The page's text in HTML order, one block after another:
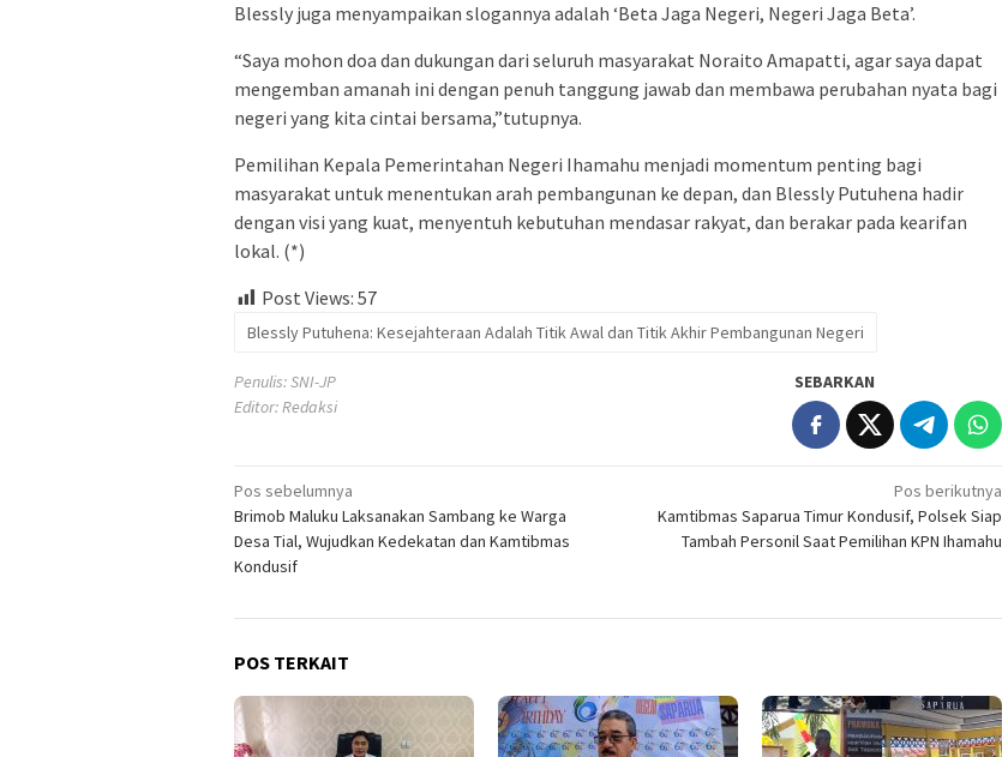
Blessly juga menyampaikan slogannya adalah ‘Beta Jaga Negeri, Negeri Jaga Beta’.
“Saya mohon doa dan dukungan dari seluruh masyarakat Noraito Amapatti, agar saya dapat
mengemban amanah ini dengan penuh tanggung jawab dan membawa perubahan nyata bagi
negeri yang kita cintai bersama,”tutupnya.
Pemilihan Kepala Pemerintahan Negeri Ihamahu menjadi momentum penting bagi
masyarakat untuk menentukan arah pembangunan ke depan, dan Blessly Putuhena hadir
dengan visi yang kuat, menyentuh kebutuhan mendasar rakyat, dan berakar pada kearifan
lokal. (*)
Post Views: 57
Blessly Putuhena: Kesejahteraan Adalah Titik Awal dan Titik Akhir Pembangunan Negeri
Penulis: SNI-JP
Editor: Redaksi
SEBARKAN
Navigasi
pos
Pos sebelumnya
Brimob Maluku Laksanakan Sambang ke Warga
Desa Tial, Wujudkan Kedekatan dan Kamtibmas
Kondusif
Pos berikutnya
Kamtibmas Saparua Timur Kondusif, Polsek Siap
Tambah Personil Saat Pemilihan KPN Ihamahu
POS TERKAIT